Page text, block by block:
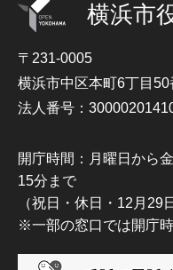
横浜市
〒231-0005
横浜市中区本町6丁目
法人番号：
開庁時間：月曜日から
15分まで
（祝日・休日・12月29
※一部の窓口では開庁